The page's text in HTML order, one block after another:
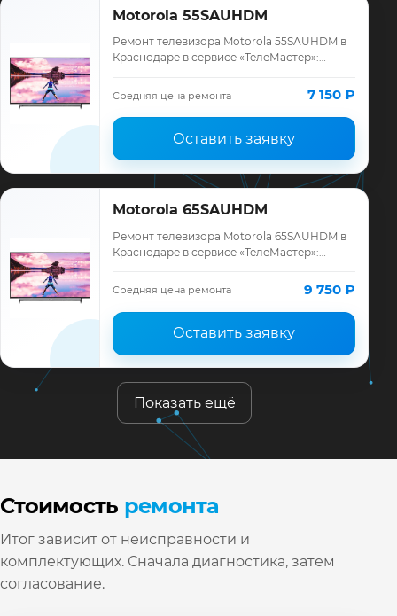
Motorola 55SAUHDM
Ремонт телевизора Motorola 55SAUHDM в
Краснодаре в сервисе «ТелеМастер»:
ремонта, запчасти и гарантия до 12
месяцев.
Средняя цена ремонта 7 150 ₽
Оставить заявку
Motorola 65SAUHDM
Ремонт телевизора Motorola 65SAUHDM в
Краснодаре в сервисе «ТелеМастер»:
ремонта, запчасти и гарантия до 12
месяцев.
Средняя цена ремонта 9 750 ₽
Оставить заявку
Показать ещё
Стоимость ремонта
Итог зависит от неисправности и
комплектующих. Сначала диагностика, затем
согласование.